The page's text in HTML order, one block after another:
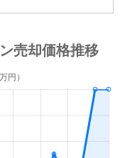
環状通東
環状通東
北18条